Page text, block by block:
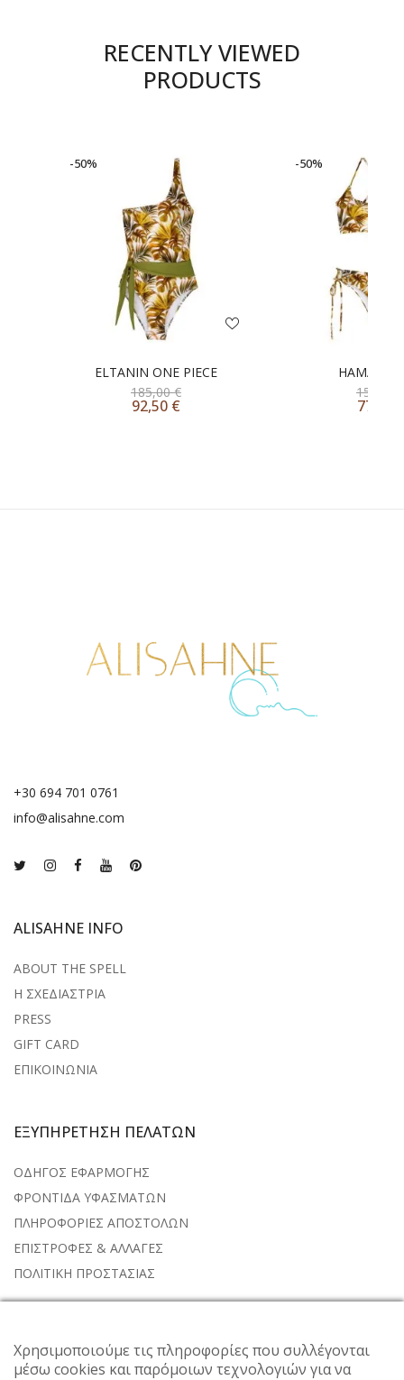
RECENTLY VIEWED
PRODUCTS
-50%
ELTANIN ONE PIECE
185,00€
92,50 €
-50%
HAMAL
155,00
77,50
+30 694 701 0761
info@alisahne.com
ALISAHNE INFO
ABOUT THE SPELL
Η ΣΧΕΔΙΑΣΤΡΙΑ
PRESS
GIFT CARD
ΕΠΙΚΟΙΝΩΝΙΑ
ΕΞΥΠΗΡΕΤΗΣΗ ΠΕΛΑΤΩΝ
ΟΔΗΓΟΣ ΕΦΑΡΜΟΓΗΣ
ΦΡΟΝΤΙΔΑ ΥΦΑΣΜΑΤΩΝ
ΠΛΗΡΟΦΟΡΙΕΣ ΑΠΟΣΤΟΛΩΝ
ΕΠΙΣΤΡΟΦΕΣ & ΑΛΛΑΓΕΣ
ΠΟΛΙΤΙΚΗ ΠΡΟΣΤΑΣΙΑΣ
Subscribe to the weekly newsletter for all the latest updates
Χρησιμοποιούμε τις πληροφορίες που συλλέγονται
μέσω cookies και παρόμοιων τεχνολογιών για να